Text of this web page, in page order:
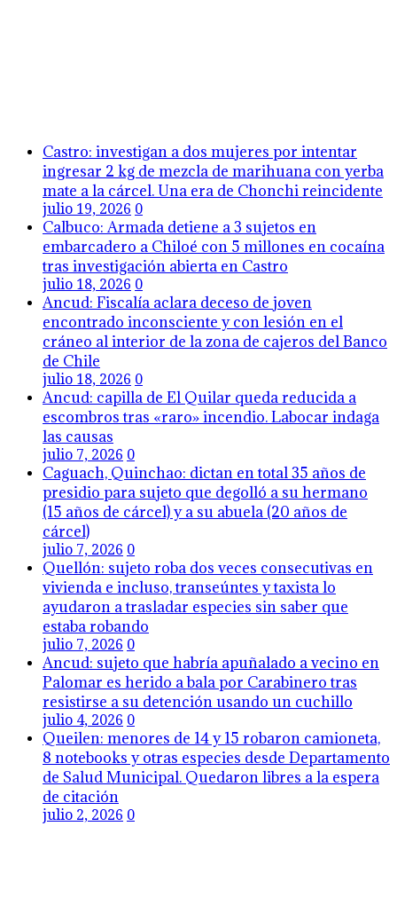
Castro: investigan a dos mujeres por intentar
ingresar 2 kg de mezcla de marihuana con yerba
mate a la cárcel. Una era de Chonchi reincidente
julio 19, 2026 0
Calbuco: Armada detiene a 3 sujetos en
embarcadero a Chiloé con 5 millones en cocaína
tras investigación abierta en Castro
julio 18, 2026 0
Ancud: Fiscalía aclara deceso de joven
encontrado inconsciente y con lesión en el
cráneo al interior de la zona de cajeros del Banco
de Chile
julio 18, 2026 0
Ancud: capilla de El Quilar queda reducida a
escombros tras «raro» incendio. Labocar indaga
las causas
julio 7, 2026 0
Caguach, Quinchao: dictan en total 35 años de
presidio para sujeto que degolló a su hermano
(15 años de cárcel) y a su abuela (20 años de
cárcel)
julio 7, 2026 0
Quellón: sujeto roba dos veces consecutivas en
vivienda e incluso, transeúntes y taxista lo
ayudaron a trasladar especies sin saber que
estaba robando
julio 7, 2026 0
Ancud: sujeto que habría apuñalado a vecino en
Palomar es herido a bala por Carabinero tras
resistirse a su detención usando un cuchillo
julio 4, 2026 0
Queilen: menores de 14 y 15 robaron camioneta,
8 notebooks y otras especies desde Departamento
de Salud Municipal. Quedaron libres a la espera
de citación
julio 2, 2026 0